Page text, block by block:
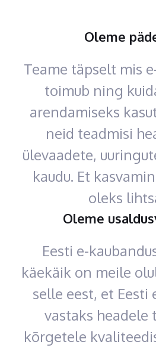
Oleme
Teame täpselt mis
toimub ning
arendamiseks
neid teadmisi
ülevaadete,
kaudu. Et
oleks
Oleme
Eesti e-
käekäik on meile
selle eest, et Eesti
vastaks headele
kõrgetele